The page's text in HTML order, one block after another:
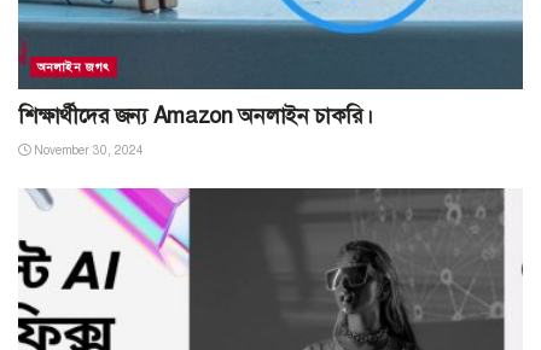
অনলাইন জগৎ
শিক্ষার্থীদের জন্য Amazon অনলাইন চাকরি।
November 30, 2024